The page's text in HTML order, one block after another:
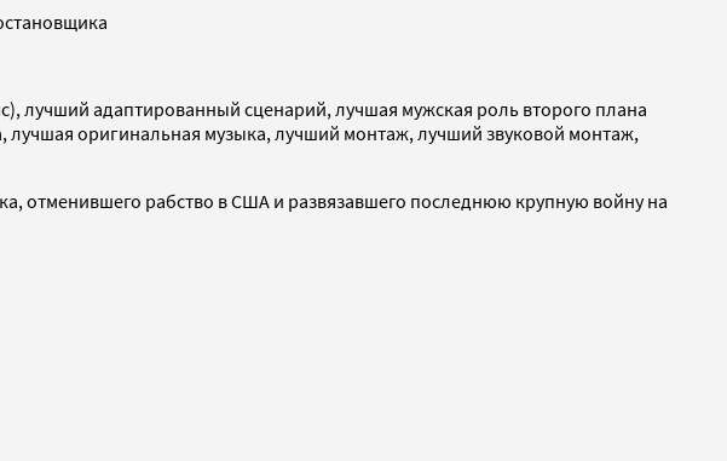
лучший адаптированный сценарий, лучшая мужская роль второго плана
оригинальная музыка, лучший монтаж, лучший звуковой монтаж,
отменившего рабство в США и развязавшего последнюю крупную войну на